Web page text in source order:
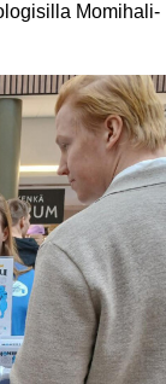
Momihali-